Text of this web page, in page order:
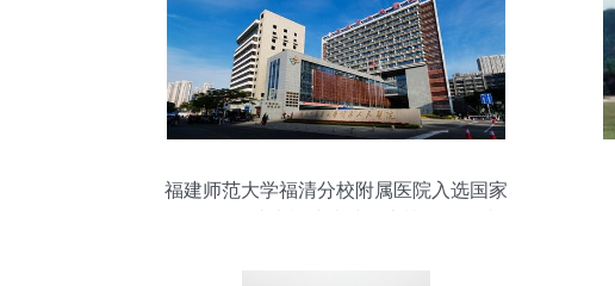
福建师范大学福清分校附属医院入选国家